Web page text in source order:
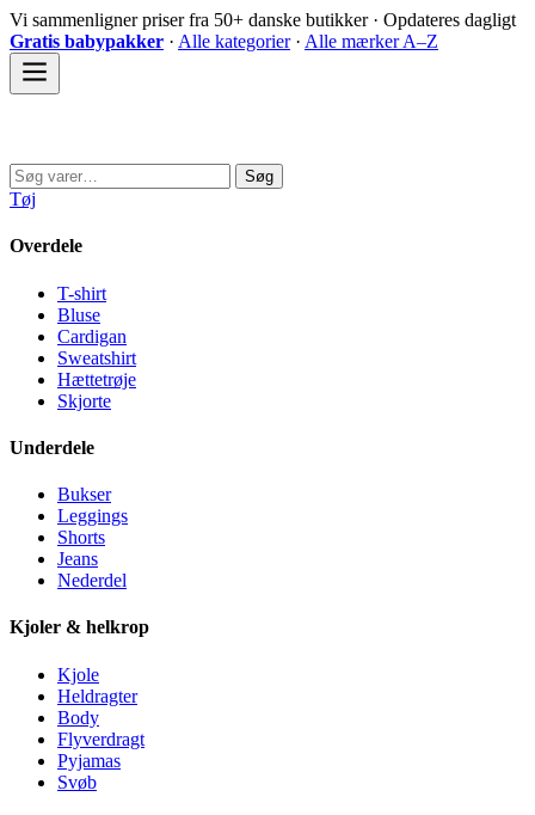
Spring
til
indhold
Vi sammenligner priser fra 50+ danske butikker · Opdateres dagligt
Gratis babypakker · Alle kategorier· Alle mærker A–Z
Søg
efter:
Søg
Tøj
Overdele
T-shirt
Bluse
Cardigan
Sweatshirt
Hættetrøje
Skjorte
Underdele
Bukser
Leggings
Shorts
Jeans
Nederdel
Kjoler & helkrop
Kjole
Heldragter
Body
Flyverdragt
Pyjamas
Svøb